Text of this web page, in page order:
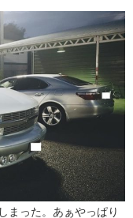
まった。あぁやっぱり